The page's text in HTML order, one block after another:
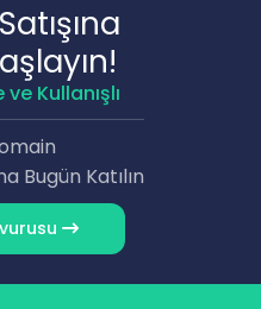
Kullanışlı
Bugün Katılın